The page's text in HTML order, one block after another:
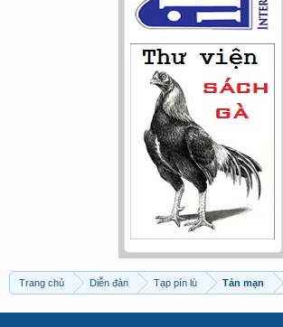
Trang chủ Diễn đàn Tạp pín lù Tản mạn